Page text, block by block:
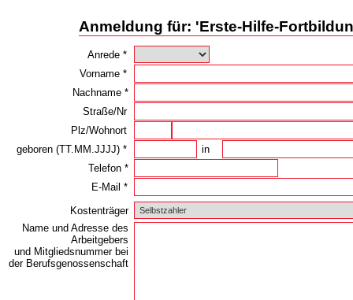
Anmeldung für: 'Erste-Hilfe-
Anrede *
Vorname *
Nachname *
Straße/Nr
Plz/Wohnort
E-Mail *
geboren (TT.MM.JJJJ) *
Kostenträger
Telefon *
Name und Adresse des
Arbeitgebers
und Mitgliedsnummer bei
der Berufsgenossenschaft
in